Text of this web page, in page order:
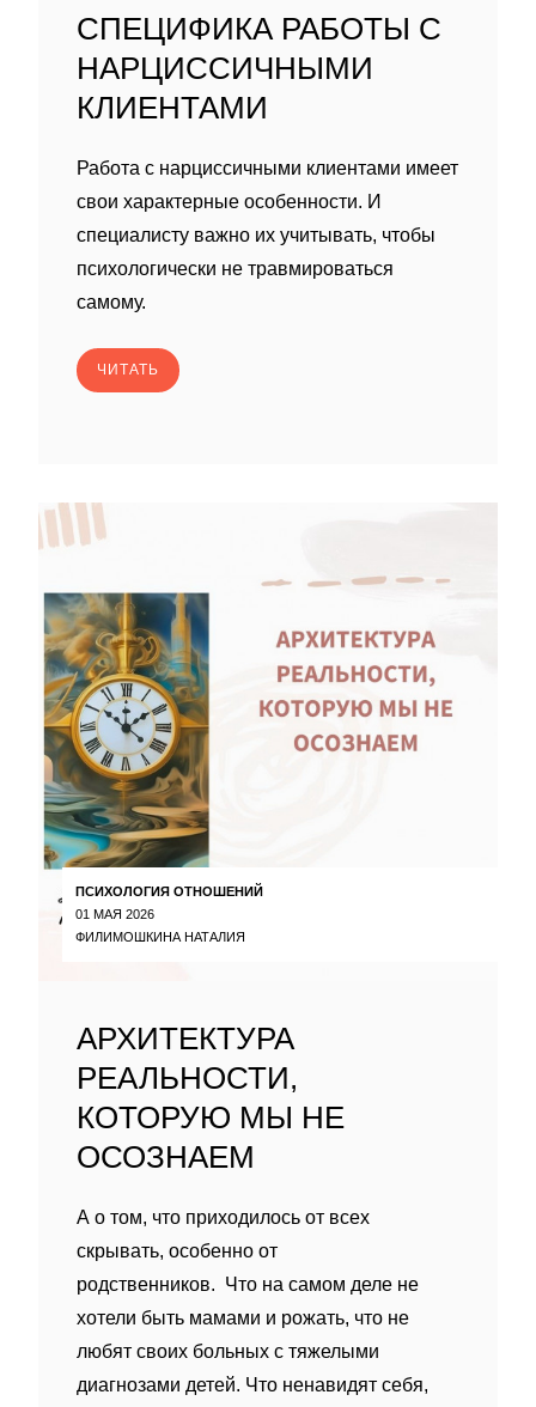
СПЕЦИФИКА РАБОТЫ С
НАРЦИССИЧНЫМИ
КЛИЕНТАМИ
Работа с нарциссичными клиентами имеет
свои характерные особенности. И
специалисту важно их учитывать, чтобы
психологически не травмироваться
самому.
ЧИТАТЬ
ПСИХОЛОГИЯ ОТНОШЕНИЙ
01 МАЯ 2026
ФИЛИМОШКИНА НАТАЛИЯ
АРХИТЕКТУРА
РЕАЛЬНОСТИ,
КОТОРУЮ МЫ НЕ
ОСОЗНАЕМ
А о том, что приходилось от всех
скрывать, особенно от
родственников. Что на самом деле не
хотели быть мамами и рожать, что не
любят своих больных с тяжелыми
диагнозами детей. Что ненавидят себя,